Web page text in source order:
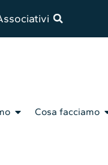
Cosa facciamo